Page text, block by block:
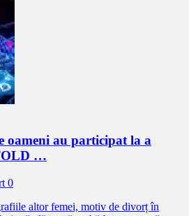
oameni au participat la a
…
0